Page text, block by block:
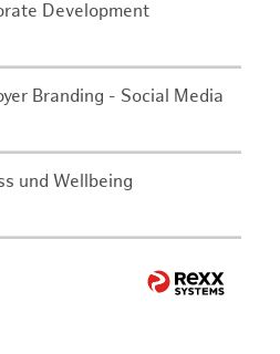
Development
Branding - Social Media
und Wellbeing